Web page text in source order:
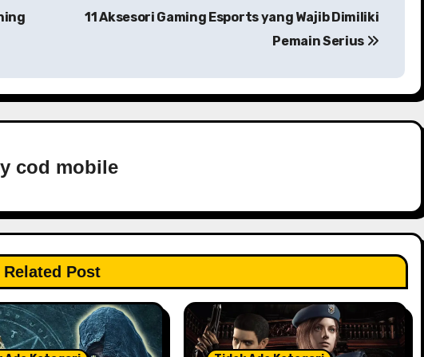
11 Aksesori Gaming Esports yang Wajib Dimiliki
Pemain Serius
cod mobile
Related Post